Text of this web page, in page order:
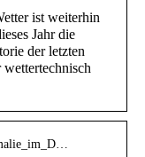
ist weiterhin
Jahr die
der letzten
wettertechnisch